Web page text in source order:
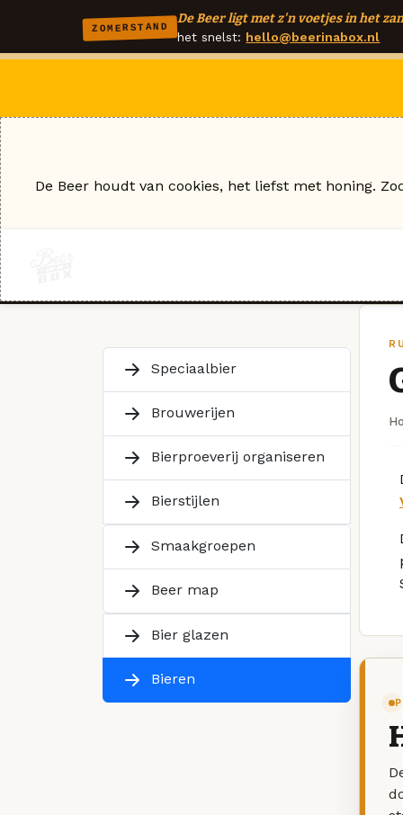
ZOMERSTAND
De Beer ligt met z'n voetjes in het
het snelst: hello@beerinabox.nl
Speciaalbier
Brouwerijen
Bierproeverij organiseren
Bierstijlen
Smaakgroepen
Beer map
Bier glazen
Bieren
De Beer houdt van cookies, het liefst met honing.